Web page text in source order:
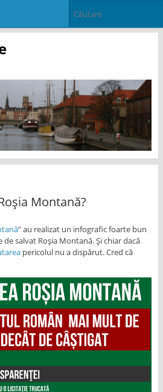
Montană?
” au realizat un infografic foarte bun
salvat Roșia Montană. Și chiar dacă
pericolul nu a dispărut. Cred că